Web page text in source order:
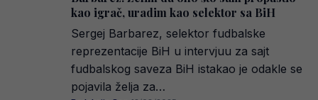
kao igrač, uradim kao selektor sa BiH
Sergej Barbarez, selektor fudbalske
reprezentacije BiH u intervjuu za sajt
fudbalskog saveza BiH istakao je odakle se
pojavila želja za…